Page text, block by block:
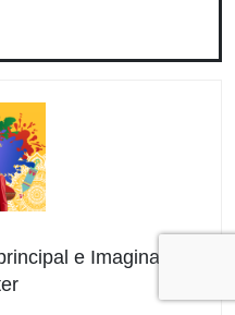
e Imagination